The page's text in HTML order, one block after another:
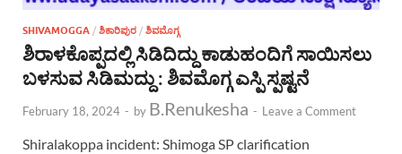
SHIVAMOGGA / ಶಿಕಾರಿಪುರ / ಶಿವಮೊಗ್ಗ
ಶಿರಾಳಕೊಪ್ಪದಲ್ಲಿ ಸಿಡಿದಿದ್ದು ಕಾಡುಹಂದಿಗೆ ಸಾಯಿಸಲು
ಬಳಸುವ ಸಿಡಿಮದ್ದು : ಶಿವಮೊಗ್ಗ ಎಸ್ಪಿ ಸ್ಪಷ್ಟನೆ
February 18, 2024 - by B.Renukesha - Leave a Comment
Shiralakoppa incident: Shimoga SP clarification